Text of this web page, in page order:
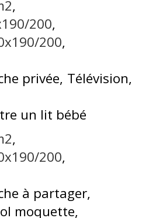
200
200
privée Télévision
un lit bébé
200
à partager
moquette